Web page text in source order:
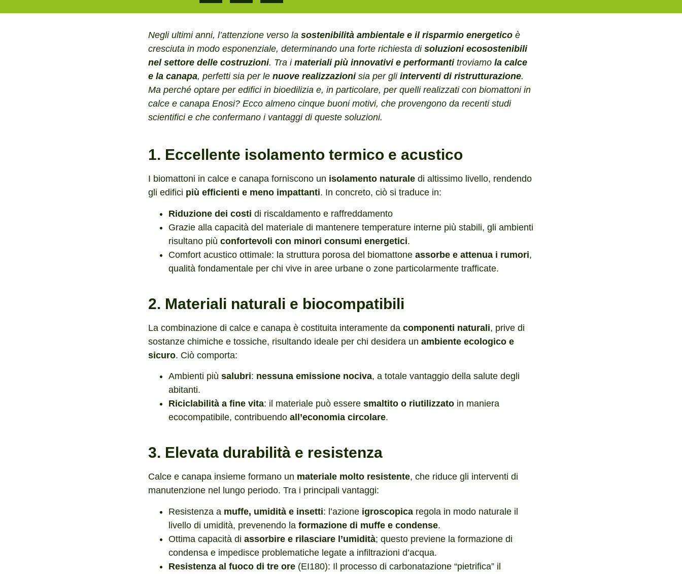
Negli ultimi anni, l’attenzione verso la sostenibilità ambientale e il risparmio energetico è
cresciuta in modo esponenziale, determinando una forte richiesta di soluzioni ecosostenibili
nel settore delle costruzioni. Tra i materiali più innovativi e performantitroviamo la calce
e la canapa, perfetti sia per le nuove realizzazionisia per gli interventi di ristrutturazione.
Ma perché optare per edifici in bioedilizia e, in particolare, per quelli realizzati con biomattoni in
calce e canapa Enosi? Ecco almeno cinque buoni motivi, che provengono da recenti studi
scientifici e che confermano i vantaggi di queste soluzioni.
1. Eccellente isolamento termico e acustico
I biomattoni in calce e canapa forniscono un isolamento naturale di altissimo livello, rendendo
gli edifici più efficienti e meno impattanti. In concreto, ciò si traduce in:
Riduzione dei costi di riscaldamento e raffreddamento
Grazie alla capacità del materiale di mantenere temperature interne più stabili, gli ambienti
risultano più confortevoli con minori consumi energetici.
Comfort acustico ottimale: la struttura porosa del biomattone assorbe e attenua i rumori,
qualità fondamentale per chi vive in aree urbane o zone particolarmente trafficate.
2. Materiali naturali e biocompatibili
La combinazione di calce e canapa è costituita interamente da componenti naturali, prive di
sostanze chimiche e tossiche, risultando ideale per chi desidera un ambiente ecologico e
sicuro. Ciò comporta:
Ambienti più salubri: nessuna emissione nociva, a totale vantaggio della salute degli
abitanti.
Riciclabilità a fine vita: il materiale può essere smaltito o riutilizzato in maniera
ecocompatibile, contribuendo all’economia circolare.
3. Elevata durabilità e resistenza
Calce e canapa insieme formano un materiale molto resistente, che riduce gli interventi di
manutenzione nel lungo periodo. Tra i principali vantaggi:
Resistenza a muffe, umidità e insetti: l’azione igroscopica regola in modo naturale il
livello di umidità, prevenendo la formazione di muffe e condense.
Ottima capacità di assorbire e rilasciare l’umidità; questo previene la formazione di
condensa e impedisce problematiche legate a infiltrazioni d’acqua.
Resistenza al fuoco di tre ore (EI180): Il processo di carbonatazione “pietrifica” il